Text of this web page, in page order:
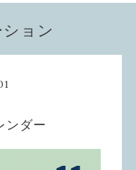
ョン
ンダー